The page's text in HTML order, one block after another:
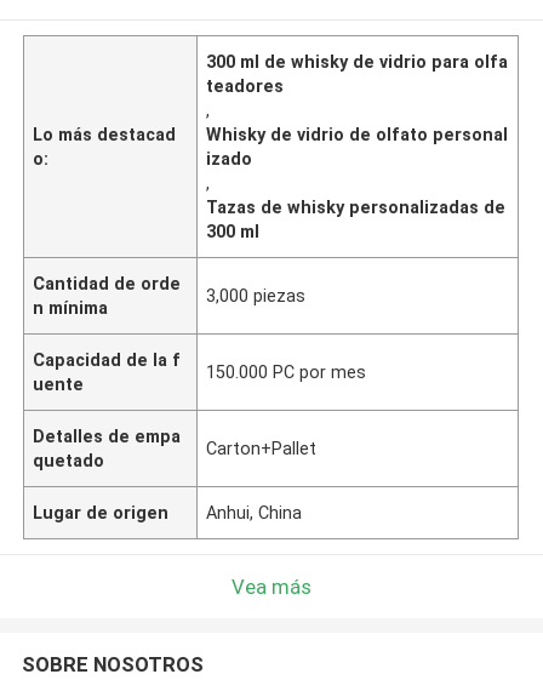
Lo más destacad
o:
300 ml de whisky de vidrio para olfa
teadores
,
Whisky de vidrio de olfato personal
izado
,
Tazas de whisky personalizadas de
300 ml
Cantidad de orde
n mínima
3,000 piezas
Capacidad de la f
uente
150.000 PC por mes
Detalles de empa
quetado
Carton+Pallet
Lugar de origen Anhui, China
Vea más
SOBRE NOSOTROS